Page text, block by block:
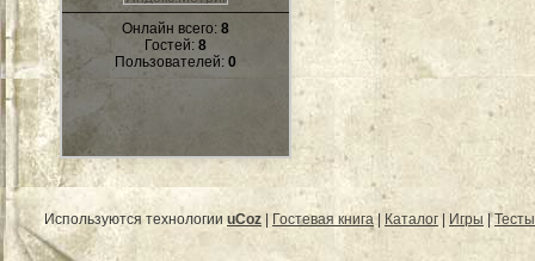
Онлайн всего: 8
Гостей: 8
Пользователей: 0
Используются технологии uCoz Гостевая книга| Каталог Игры |Тесты